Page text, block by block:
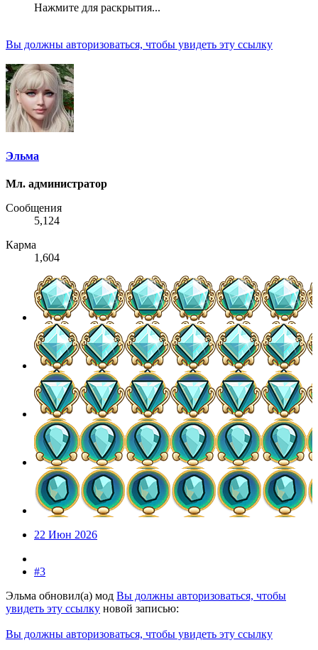
Нажмите для раскрытия...
Вы должны авторизоваться, чтобы увидеть эту ссылку
Эльма
Мл. администратор
Сообщения
5,124
Карма
1,604
22 Июн 2026
#3
Эльма обновил(а) мод Вы должны авторизоваться, чтобы
увидеть эту ссылку новой записью:
Вы должны авторизоваться, чтобы увидеть эту ссылку